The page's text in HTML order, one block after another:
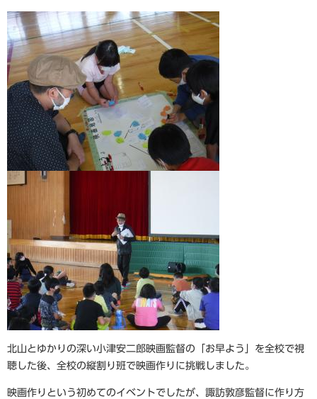
北山とゆかりの深い小津安二郎映画監督の「お早よう」を全校で視
聴した後、全校の縦割り班で映画作りに挑戦しました。
映画作りという初めてのイベントでしたが、諏訪敦彦監督に作り方